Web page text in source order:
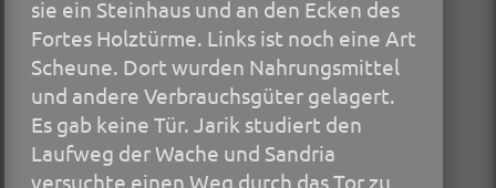
sie ein Steinhaus und an den Ecken des
Fortes Holztürme. Links ist noch eine Art
Scheune. Dort wurden Nahrungsmittel
und andere Verbrauchsgüter gelagert.
Es gab keine Tür. Jarik studiert den
Laufweg der Wache und Sandria
versuchte einen Weg durch das Tor zu